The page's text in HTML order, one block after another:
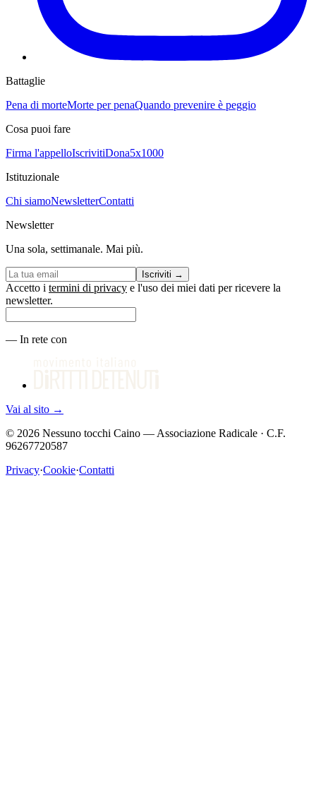
Battaglie
Pena di morteMorte per penaQuando prevenire è peggio
Cosa puoi fare
Firma l'appelloIscrivitiDona5x1000
Istituzionale
Chi siamoNewsletterContatti
Newsletter
Una sola, settimanale. Mai più.
Iscriviti →
Accetto i termini di privacy e l'uso dei miei dati per ricevere la
newsletter.
— In rete con
Vai al sito →
© 2026 Nessuno tocchi Caino — Associazione Radicale · C.F.
96267720587
Privacy·Cookie·Contatti